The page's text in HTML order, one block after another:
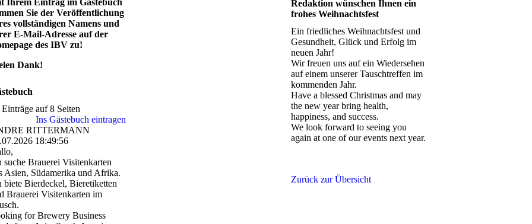
Ihrem Eintrag im Gästebuch
Sie der Veröffentlichung
vollständigen Namens und
E-Mail-Adresse auf der
des IBV zu!
Dank!
auf 8 Seiten
Ins Gästebuch eintragen
RITTERMANN
18:49:56
suche Brauerei Visitenkarten
Asien, Südamerika und Afrika.
biete Bierdeckel, Bieretiketten
Brauerei Visitenkarten im
for Brewery Business
Redaktion wünschen Ihnen ein
frohes Weihnachtsfest
Ein friedliches Weihnachtsfest und
Gesundheit, Glück und Erfolg im
neuen Jahr!
Wir freuen uns auf ein Wiedersehen
auf einem unserer Tauschtreffen im
kommenden Jahr.
Have a blessed Christmas and may
the new year bring health,
happiness, and success.
We look forward to seeing you
again at one of our events next year.
Zurück zur Übersicht